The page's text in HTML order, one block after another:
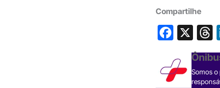
Compartilhe
F
c
e
X
Somos o